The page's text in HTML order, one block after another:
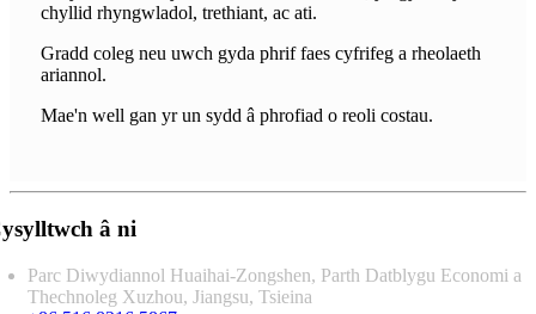
chyllid rhyngwladol, trethiant, ac ati.
Gradd coleg neu uwch gyda phrif faes cyfrifeg a rheolaeth
ariannol.
Mae'n well gan yr un sydd â phrofiad o reoli costau.
â ni
Parc Diwydiannol Huaihai-Zongshen, Parth Datblygu Economi a
Thechnoleg Xuzhou, Jiangsu, Tsieina